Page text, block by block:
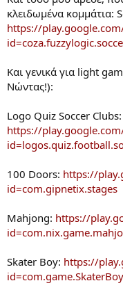
κλειδωμένα κομμάτια:
https://
Και γενικά για light
Νώντας!):
Logo Quiz Soccer Clubs:
https://
100 Doors: https://
id=com.gipnetix.stages
Mahjong: https://
Skater Boy: https://
id=com.game.SkaterBoy